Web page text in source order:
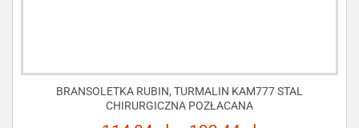
BRANSOLETKA RUBIN, TURMALIN KAM777 STAL
CHIRURGICZNA POZŁACANA